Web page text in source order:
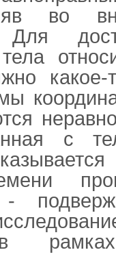
во
Для
какое-
с
-
в